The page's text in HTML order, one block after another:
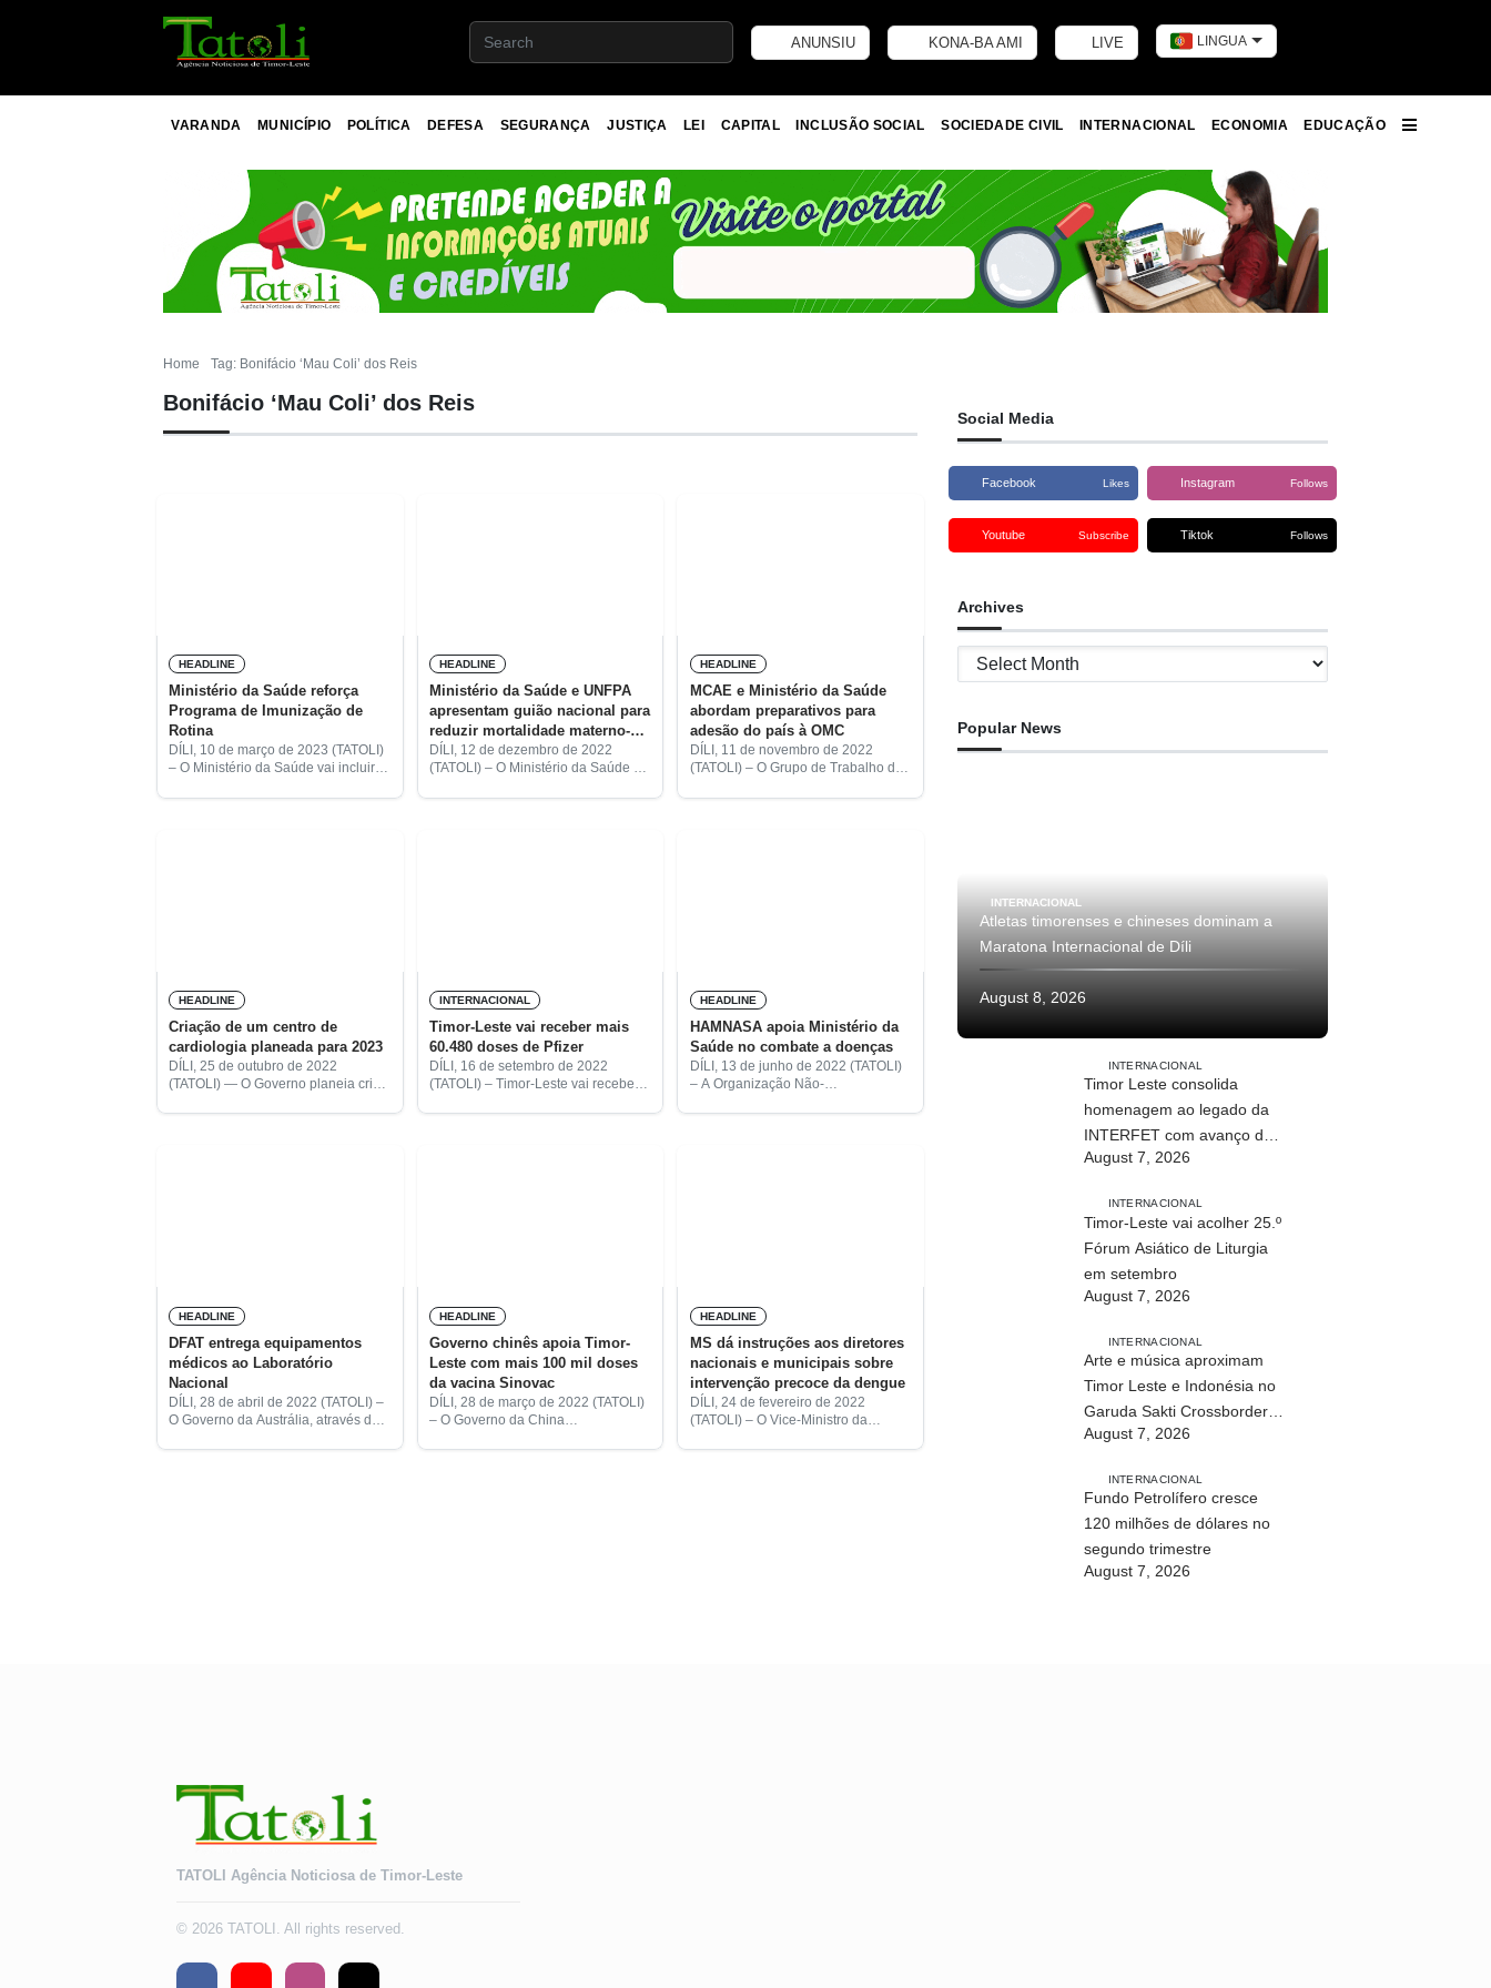
ANUNSIU KONA-BA AMI LIVE LINGUA
VARANDA MUNICÍPIO POLÍTICA DEFESA SEGURANÇA JUSTIÇA LEI CAPITAL INCLUSÃO SOCIAL SOCIEDADE CIVIL INTERNACIONAL ECONOMIA
EDUCAÇÃO
Home Tag: Bonifácio ‘Mau Coli’ dos Reis
Bonifácio ‘Mau Coli’ dos Reis
HEADLINE
Ministério da Saúde reforça
Programa de Imunização de
Rotina
DÍLI, 10 de março de 2023 (TATOLI)
– O Ministério da Saúde vai incluir
HEADLINE
Ministério da Saúde e UNFPA
apresentam guião nacional para
reduzir mortalidade materno-
infantil
DÍLI, 12 de dezembro de 2022
(TATOLI) – O Ministério da Saúde e
HEADLINE
MCAE e Ministério da Saúde
abordam preparativos para
adesão do país à OMC
DÍLI, 11 de novembro de 2022
(TATOLI) – O Grupo de Trabalho da
HEADLINE
Criação de um centro de
cardiologia planeada para 2023
DÍLI, 25 de outubro de 2022
(TATOLI) — O Governo planeia criar,
INTERNACIONAL
Timor-Leste vai receber mais
60.480 doses de Pfizer
DÍLI, 16 de setembro de 2022
(TATOLI) – Timor-Leste vai receber
HEADLINE
HAMNASA apoia Ministério da
Saúde no combate a doenças
DÍLI, 13 de junho de 2022 (TATOLI)
– A Organização Não-
HEADLINE
DFAT entrega equipamentos
médicos ao Laboratório
Nacional
DÍLI, 28 de abril de 2022 (TATOLI) –
O Governo da Austrália, através do
HEADLINE
Governo chinês apoia Timor-
Leste com mais 100 mil doses
da vacina Sinovac
DÍLI, 28 de março de 2022 (TATOLI)
– O Governo da China
HEADLINE
MS dá instruções aos diretores
nacionais e municipais sobre
intervenção precoce da dengue
DÍLI, 24 de fevereiro de 2022
(TATOLI) – O Vice-Ministro da
Social Media
Facebook Likes Instagram Follows
Youtube Subscribe Tiktok Follows
Archives
Archives
Popular News
INTERNACIONAL
Atletas timorenses e chineses dominam a
Maratona Internacional de Díli
August 8, 2026
INTERNACIONAL
Timor Leste consolida
homenagem ao legado da
INTERFET com avanço de
memorial
August 7, 2026
INTERNACIONAL
Timor-Leste vai acolher 25.º
Fórum Asiático de Liturgia
em setembro
August 7, 2026
INTERNACIONAL
Arte e música aproximam
Timor Leste e Indonésia no
Garuda Sakti Crossborder
Fest 2026
August 7, 2026
INTERNACIONAL
Fundo Petrolífero cresce
120 milhões de dólares no
segundo trimestre
August 7, 2026
TATOLI Agência Noticiosa de Timor-Leste
© 2026 TATOLI. All rights reserved.